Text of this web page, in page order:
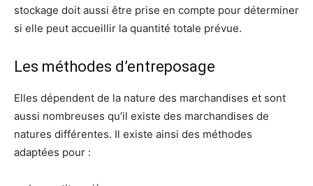
stockage doit aussi être prise en compte pour déterminer
si elle peut accueillir la quantité totale prévue.
Les méthodes d’entreposage
Elles dépendent de la nature des marchandises et sont
aussi nombreuses qu’il existe des marchandises de
natures différentes. Il existe ainsi des méthodes
adaptées pour :